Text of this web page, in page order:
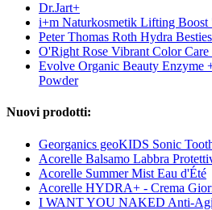
Dr.Jart+
i+m Naturkosmetik Lifting
Peter Thomas Roth Hydra
O'Right Rose Vibrant Color Care
Evolve Organic Beauty Enzyme
Powder
Nuovi prodotti:
Georganics geoKIDS Sonic
Acorelle Balsamo Labbra
Acorelle Summer Mist Eau d'Été
Acorelle HYDRA+ - Crema
I WANT YOU NAKED Anti-